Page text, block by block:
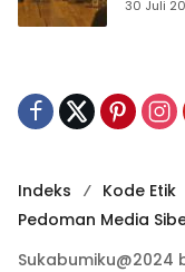
30 Juli
Indeks Kode Etik
Pedoman Media
Sukabumiku@2024